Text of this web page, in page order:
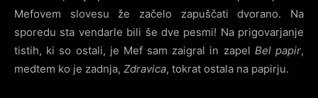
Mefovem slovesu že začelo zapuščati dvorano. Na
sporedu sta vendarle bili še dve pesmi! Na prigovarjanje
tistih, ki so ostali, je Mef sam zaigral in zapel Bel papir,
medtem ko je zadnja, Zdravica, tokrat ostala na papirju.